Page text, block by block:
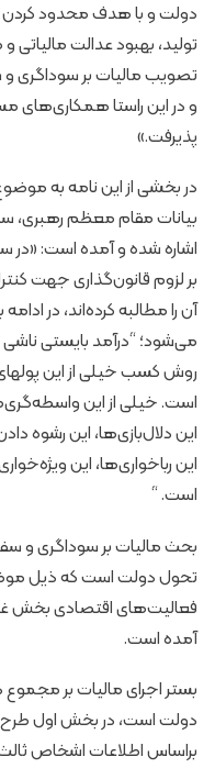
دولت و با هدف محدود کردن
تولید، بهبود عدالت
تصویب مالیات بر سوداگری و
و در این راستا
پذیرفت.»
در بخشی از این نامه به
بیانات مقام معظم رهبری،
اشاره شده و آمده است: «در
بر لزوم قانون‌گذاری جهت
آن را مطالبه کرده‌اند، در
می‌شود؛ “درآمد بایستی ناشی
روش کسب خیلی از این پولهای
است. خیلی از این
این دلال‌بازی‌ها، این رشوه
این رباخواری‌ها، این
است. “
بحث مالیات بر سوداگری و
تحول دولت است که ذیل
فعالیت‌های اقتصادی بخش
آمده است.
بستر اجرای مالیات بر
دولت است، در بخش اول طرح
براساس اطلاعات اشخاص